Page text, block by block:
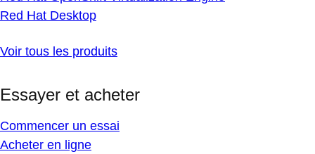
Red Hat Desktop
Voir tous les produits
Essayer et acheter
Commencer un essai
Acheter en ligne